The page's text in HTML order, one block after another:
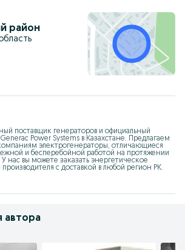
район
поставщик генераторов и официальный
Power Systems в Казахстане. Предлагаем
электрогенераторы, отличающиеся
и бесперебойной работой на протяжении
нас вы можете заказать энергетическое
с доставкой в любой регион РК.
автора